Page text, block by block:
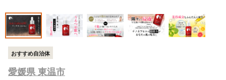
おすすめ自治体
愛媛県 東温市